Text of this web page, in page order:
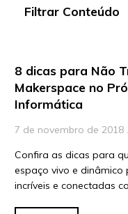
Filtrar Conteúdo
Artigos
Playlists
Vídeos
Para Educadores
Para Instituições
8 dicas para Não
Makerspace no
Informática
7 de novembro de 2018
Confira as dicas para
espaço vivo e dinâmico
incríveis e conectadas